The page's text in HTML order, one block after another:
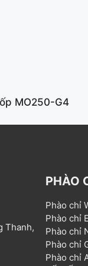
MO250-G4
Thanh,
PHÀO
Phào chỉ
Phào chỉ
Phào chỉ
Phào chỉ
Phào chỉ